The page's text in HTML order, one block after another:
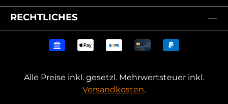
RECHTLICHES
Alle Preise inkl. gesetzl. Mehrwertsteuer inkl.
Versandkosten.